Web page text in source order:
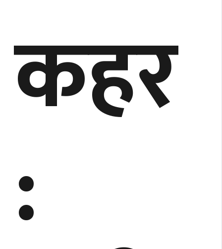
हाम्राे
स्वास्थ्य
कहर
: